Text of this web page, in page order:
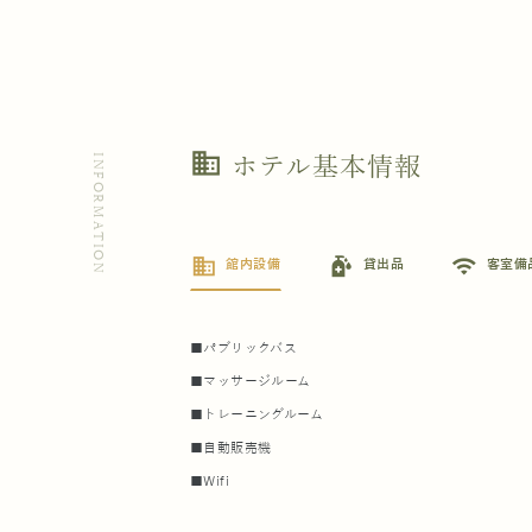
INFORMATION business ホテル基本情報
business 館内設備 sanitizer 貸出品 wifi 客室備
■パブリックバス
■マッサージルーム
■トレーニングルーム
■自動販売機
■Wifi